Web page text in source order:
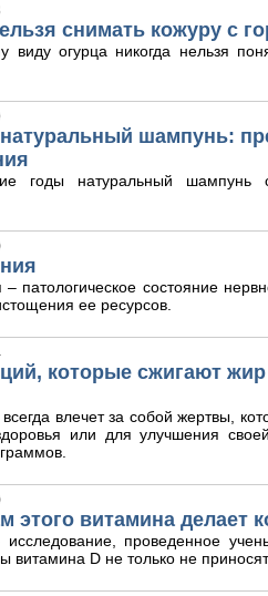
снимать кожуру с
виду огурца никогда нельзя
шампунь:
годы натуральный шампунь
– патологическое состояние
ее ресурсов.
которые сжигают
влечет за собой жертвы,
или для улучшения
этого витамина делает
исследование, проведенное
витамина D не только не